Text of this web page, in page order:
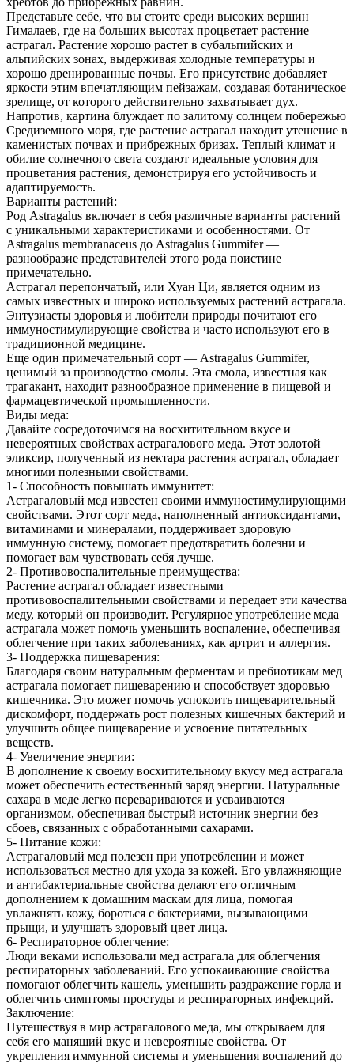
Представьте себе, что вы стоите среди высоких вершин
Гималаев, где на больших высотах процветает растение
астрагал. Растение хорошо растет в субальпийских и
альпийских зонах, выдерживая холодные температуры и
хорошо дренированные почвы. Его присутствие добавляет
яркости этим впечатляющим пейзажам, создавая ботаническое
зрелище, от которого действительно захватывает дух.
Напротив, картина блуждает по залитому солнцем побережью
Средиземного моря, где растение астрагал находит утешение в
каменистых почвах и прибрежных бризах. Теплый климат и
обилие солнечного света создают идеальные условия для
процветания растения, демонстрируя его устойчивость и
адаптируемость.
Варианты растений:
Род Astragalus включает в себя различные варианты растений
с уникальными характеристиками и особенностями. От
Astragalus membranaceus до Astragalus Gummifer —
разнообразие представителей этого рода поистине
примечательно.
Астрагал перепончатый, или Хуан Ци, является одним из
самых известных и широко используемых растений астрагала.
Энтузиасты здоровья и любители природы почитают его
иммуностимулирующие свойства и часто используют его в
традиционной медицине.
Еще один примечательный сорт — Astragalus Gummifer,
ценимый за производство смолы. Эта смола, известная как
трагакант, находит разнообразное применение в пищевой и
фармацевтической промышленности.
Виды меда:
Давайте сосредоточимся на восхитительном вкусе и
невероятных свойствах астрагалового меда. Этот золотой
эликсир, полученный из нектара растения астрагал, обладает
многими полезными свойствами.
1- Способность повышать иммунитет:
Астрагаловый мед известен своими иммуностимулирующими
свойствами. Этот сорт меда, наполненный антиоксидантами,
витаминами и минералами, поддерживает здоровую
иммунную систему, помогает предотвратить болезни и
помогает вам чувствовать себя лучше.
2- Противовоспалительные преимущества:
Растение астрагал обладает известными
противовоспалительными свойствами и передает эти качества
меду, который он производит. Регулярное употребление меда
астрагала может помочь уменьшить воспаление, обеспечивая
облегчение при таких заболеваниях, как артрит и аллергия.
3- Поддержка пищеварения:
Благодаря своим натуральным ферментам и пребиотикам мед
астрагала помогает пищеварению и способствует здоровью
кишечника. Это может помочь успокоить пищеварительный
дискомфорт, поддержать рост полезных кишечных бактерий и
улучшить общее пищеварение и усвоение питательных
веществ.
4- Увеличение энергии:
В дополнение к своему восхитительному вкусу мед астрагала
может обеспечить естественный заряд энергии. Натуральные
сахара в меде легко перевариваются и усваиваются
организмом, обеспечивая быстрый источник энергии без
сбоев, связанных с обработанными сахарами.
5- Питание кожи:
Астрагаловый мед полезен при употреблении и может
использоваться местно для ухода за кожей. Его увлажняющие
и антибактериальные свойства делают его отличным
дополнением к домашним маскам для лица, помогая
увлажнять кожу, бороться с бактериями, вызывающими
прыщи, и улучшать здоровый цвет лица.
6- Респираторное облегчение:
Люди веками использовали мед астрагала для облегчения
респираторных заболеваний. Его успокаивающие свойства
помогают облегчить кашель, уменьшить раздражение горла и
облегчить симптомы простуды и респираторных инфекций.
Заключение:
Путешествуя в мир астрагалового меда, мы открываем для
себя его манящий вкус и невероятные свойства. От
укрепления иммунной системы и уменьшения воспалений до